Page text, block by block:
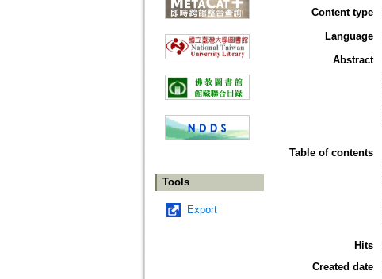
Tools
Export
Content type
Language
Abstract
Table of contents
Hits
Created date